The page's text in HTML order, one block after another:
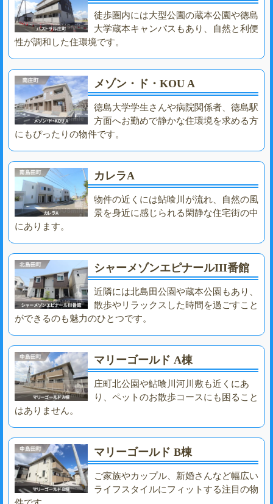
徒歩圏内には大型公園の蔵本公園や徳島
大学蔵本キャンパスもあり、自然と利便
性が調和した住環境です。
メゾン・ド・KOU A
徳島大学学生さんや病院関係者、徳島駅
方面へお勤めで静かな住環境を求める方
にもぴったりの物件です。
カレラA
物件の近くには鮎喰川が流れ、自然の風
景を身近に感じられる閑静な住宅街の中
にあります。
シャーメゾンエピナールIII番館
近隣には北島田公園や蔵本公園もあり、
散歩やリラックスした時間を過ごすこと
ができるのも魅力のひとつです。
マリーゴールド A棟
庄町北公園や鮎喰川河川敷も近くにあ
り、ペットのお散歩コースにも困ること
はありません。
マリーゴールド B棟
ご家族やカップル、新婚さんなど幅広い
ライフスタイルにフィットする注目の物